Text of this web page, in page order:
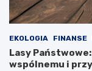
EKOLOGIA FINANSE
Lasy
wspólnemu i